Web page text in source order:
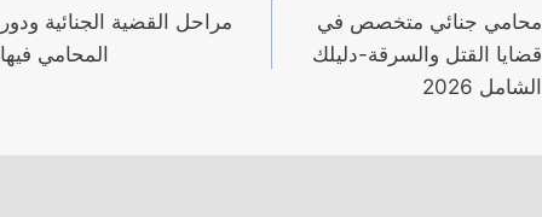
المقالات
محامي جنائي متخصص في
قضايا القتل والسرقة-دليلك
الشامل 2026
مراحل القضية الجنائية ودور
المحامي فيها